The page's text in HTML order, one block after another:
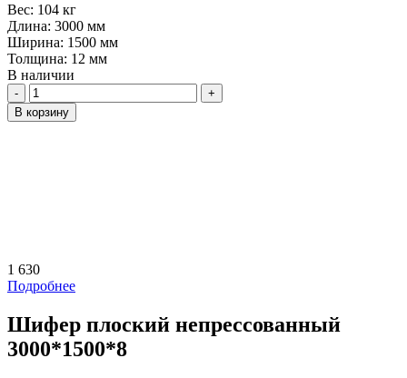
Вес: 104 кг
Длина: 3000 мм
Ширина: 1500 мм
Толщина: 12 мм
В наличии
Количество
В корзину
1 630
Подробнее
Шифер плоский непрессованный
3000*1500*8